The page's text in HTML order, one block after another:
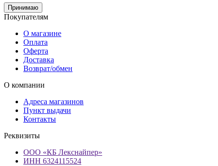
Принимаю
Покупателям
О магазине
Оплата
Оферта
Доставка
Возврат/обмен
О компании
Адреса магазинов
Пункт выдачи
Контакты
Реквизиты
ООО «КБ Лекснайпер»
ИНН 6324115524